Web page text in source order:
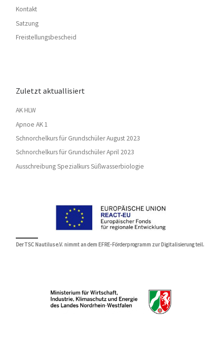
Kontakt
Satzung
Freistellungsbescheid
Zuletzt aktuallisiert
AK HLW
Apnoe AK 1
Schnorchelkurs für Grundschüler August 2023
Schnorchelkurs für Grundschüler April 2023
Ausschreibung Spezialkurs Süßwasserbiologie
Der TSC Nautilus e.V. nimmt an dem EFRE-Förderprogramm zur Digitalisierung teil.